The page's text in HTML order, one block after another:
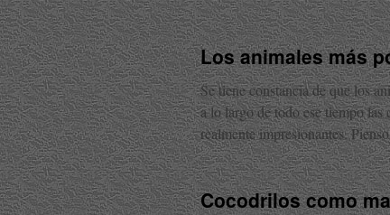
Los animales más
Se tiene constancia de que los
a lo largo de todo ese tiempo
realmente impresionantes.
Cocodrilos como